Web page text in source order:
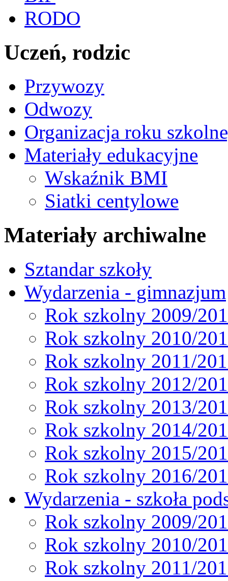
RODO
Uczeń, rodzic
Przywozy
Odwozy
Organizacja roku
Materiały edukacyjne
Wskaźnik BMI
Siatki centylowe
Materiały archiwalne
Sztandar szkoły
Wydarzenia - gimnazjum
Rok szkolny 2009/
Rok szkolny 2010/
Rok szkolny 2011/
Rok szkolny 2012/
Rok szkolny 2013/
Rok szkolny 2014/
Rok szkolny 2015/
Rok szkolny 2016/
Wydarzenia - szkoła
Rok szkolny 2009/
Rok szkolny 2010/
Rok szkolny 2011/